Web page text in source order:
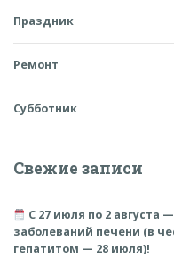
Праздник
Ремонт
Субботник
Свежие записи
С 27 июля по 2 августа
заболеваний печени (в
гепатитом — 28 июля)!